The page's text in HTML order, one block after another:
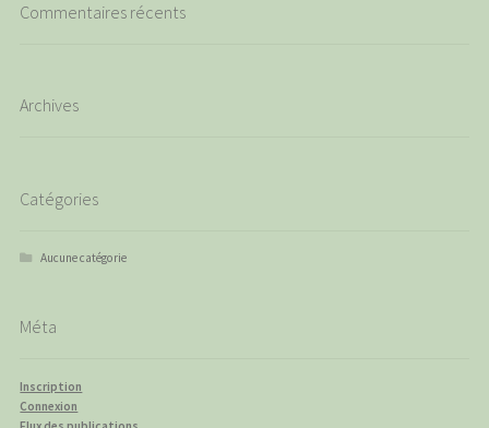
Commentaires récents
Archives
Catégories
Aucune catégorie
Méta
Inscription
Connexion